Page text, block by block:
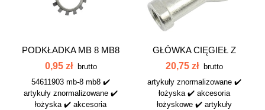
PODKŁADKA MB 8 MB8
54611903 MB-8
0,95 zł
brutto
54611903 mb-8 mb8 ✔️
artykuły znormalizowane ✔️
łożyska ✔️ akcesoria
GŁÓWKA CIĘGIEŁ Z
GWINTEM PGIKR FI16
20,75 zł
brutto
artykuły znormalizowane ✔️
łożyska ✔️ akcesoria
łożyskowe ✔️ artykuły